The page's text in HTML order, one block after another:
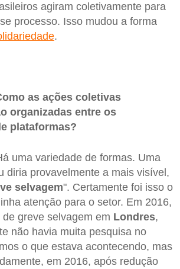
agiram coletivamente para
processo. Isso mudou a forma
.
as ações coletivas
organizadas entre os
plataformas?
uma variedade de formas. Uma
diria provavelmente a mais visível,
selvagem". Certamente foi isso o
atenção para o setor. Em 2016,
greve selvagem em Londres,
não havia muita pesquisa no
o que estava acontecendo, mas
em 2016, após redução